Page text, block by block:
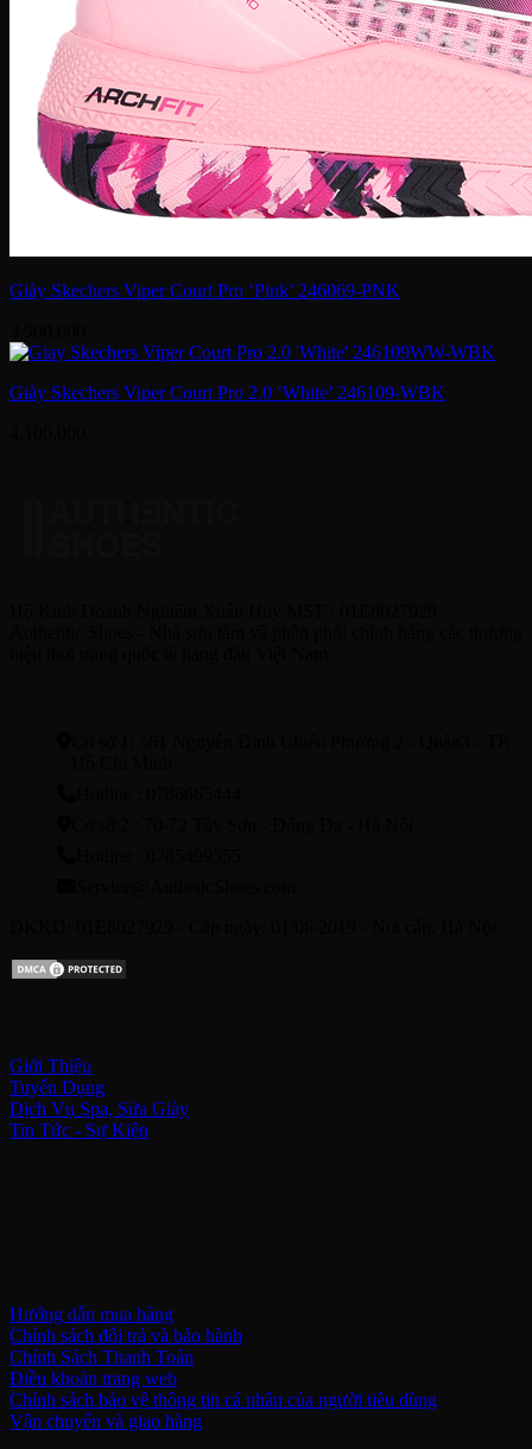
Giày Skechers Viper Court Pro ‘Pink’ 246069-PNK
Giày Skechers Viper Court Pro 2.0 ‘White’ 246109-WBK
Giới Thiệu
Tuyển Dụng
Dịch Vụ Spa, Sửa Giày
Tin Tức - Sự Kiện
Hướng dẫn mua hàng
Chính sách đổi trả và bảo hành
Chính Sách Thanh Toán
Điều khoản trang web
Chính sách bảo vệ thông tin cá nhân của người tiêu dùng
Vận chuyển và giao hàng